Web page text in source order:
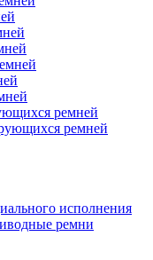
ремней
ремней
исполнения
ремни